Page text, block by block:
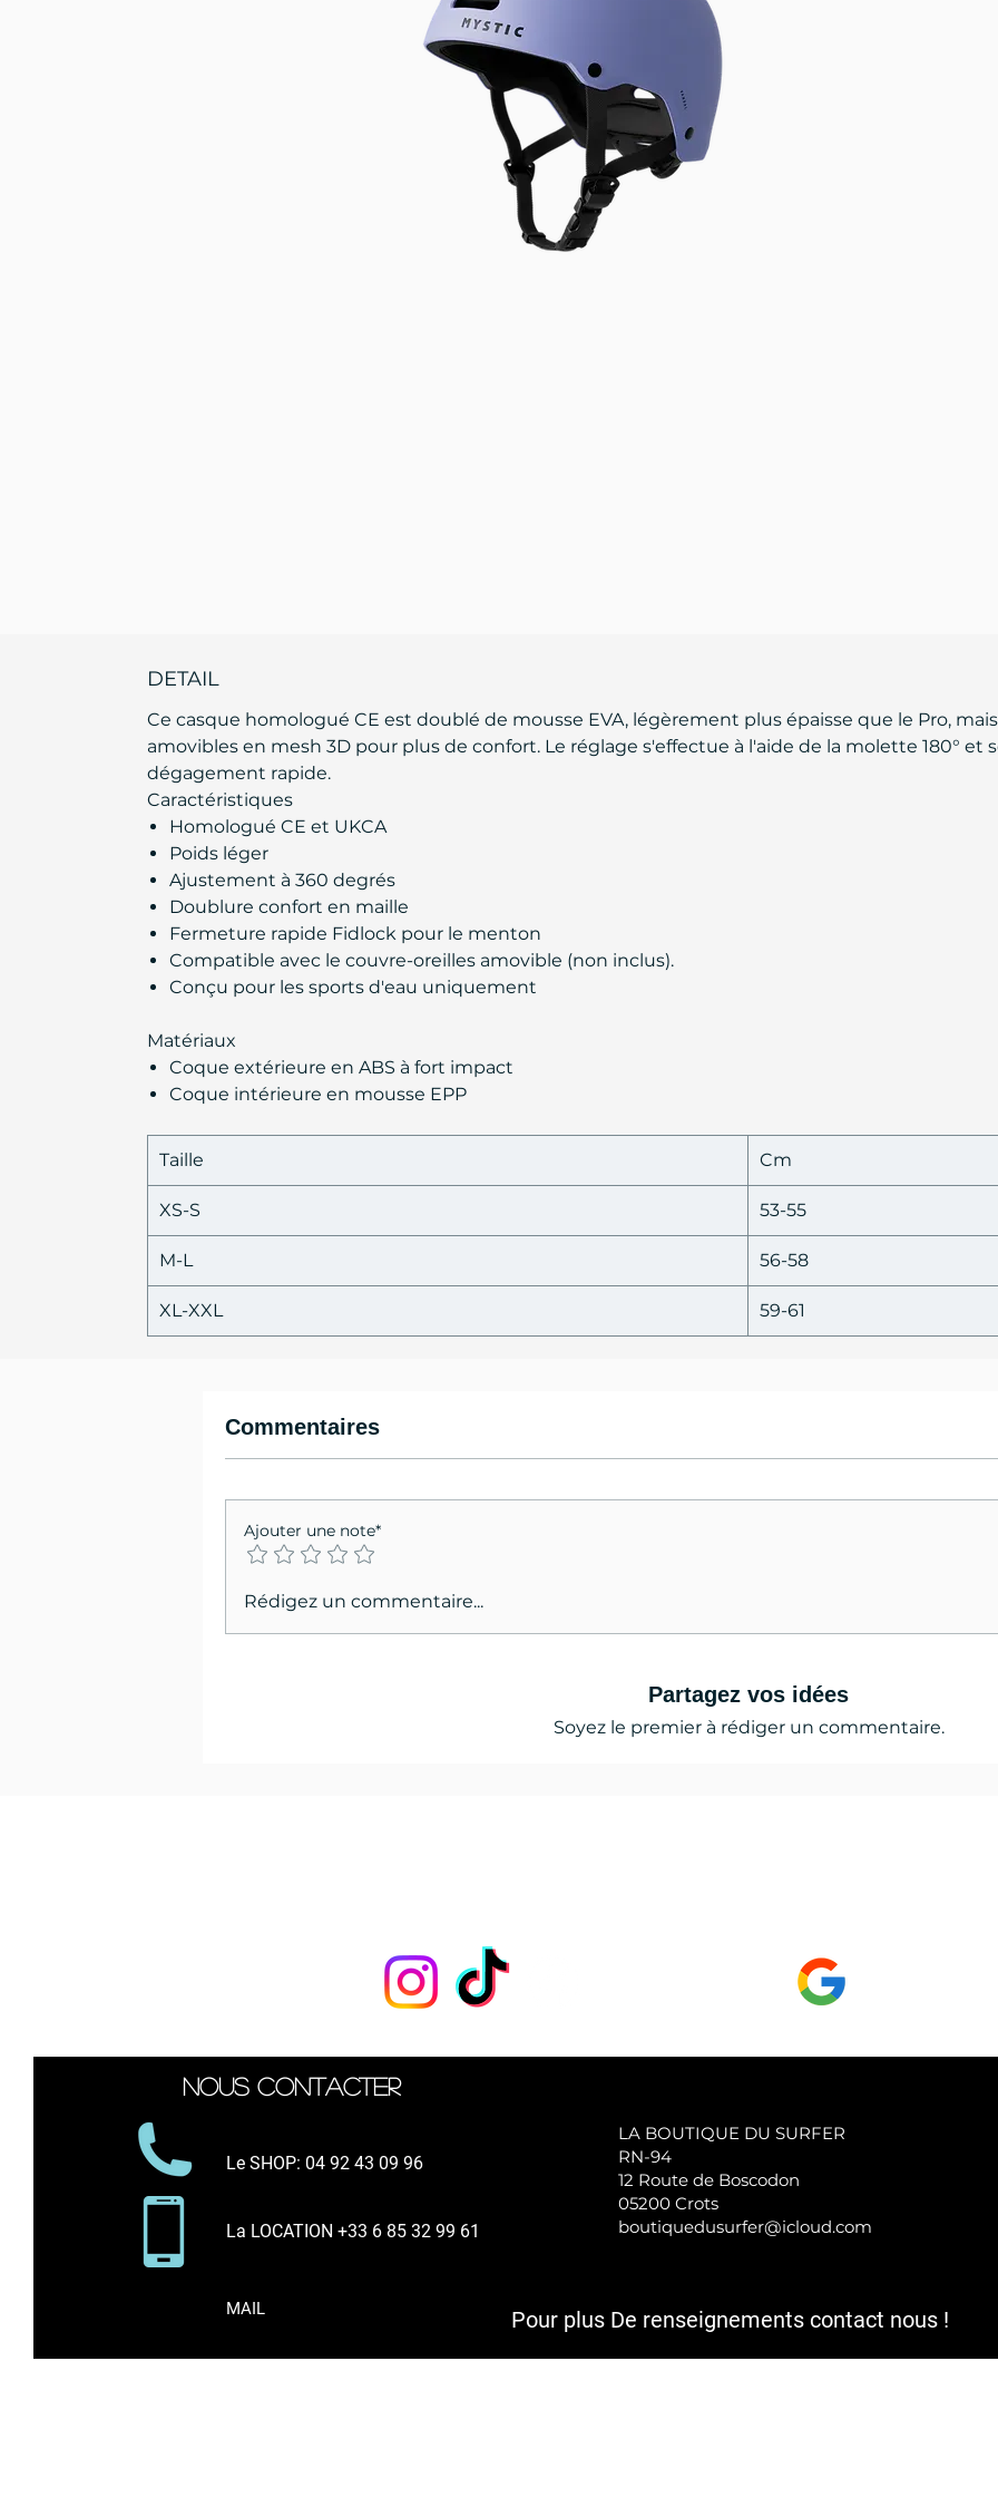
DETAIL
Ce casque homologué CE est doublé de mousse EVA, légèrement plus épaisse que le Pro,
amovibles en mesh 3D pour plus de confort. Le réglage s'effectue à l'aide de la molette 180° et
dégagement rapide.
Caractéristiques
Homologué CE et UKCA
Poids léger
Ajustement à 360 degrés
Doublure confort en maille
Fermeture rapide Fidlock pour le menton
Compatible avec le couvre-oreilles amovible (non inclus).
Conçu pour les sports d'eau uniquement
Matériaux
Coque extérieure en ABS à fort impact
Coque intérieure en mousse EPP
Taille Cm
XS-S 53-55
M-L 56-58
XL-XXL 59-61
Commentaires
Ajouter une note*
Rédigez un commentaire...
Partagez vos idées
Soyez le premier à rédiger un commentaire.
Nous contacter
Le SHOP: 04 92 43 09 96
La LOCATION +33 6 85 32 99 61
MAIL
LA BOUTIQUE DU SURFER
RN-94
12 Route de Boscodon
05200 Crots
boutiquedusurfer@icloud.com
Pour plus De renseignements contact nous !